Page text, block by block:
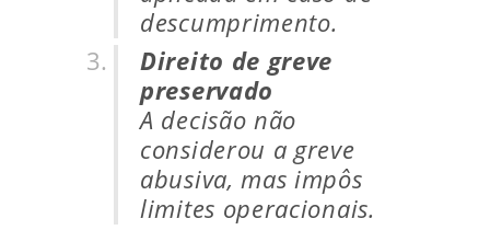
descumprimento.
Direito de greve
preservado
A decisão não
considerou a greve
abusiva, mas impôs
limites operacionais.